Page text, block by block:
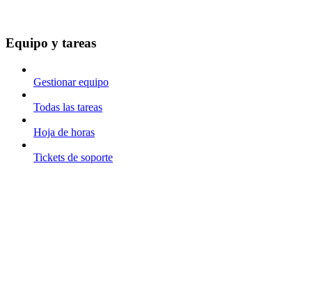
Equipo y tareas
Gestionar equipo
Todas las tareas
Hoja de horas
Tickets de soporte